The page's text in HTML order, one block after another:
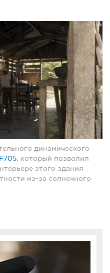
динамического
, который позволил
этого здания
из-за солнечного